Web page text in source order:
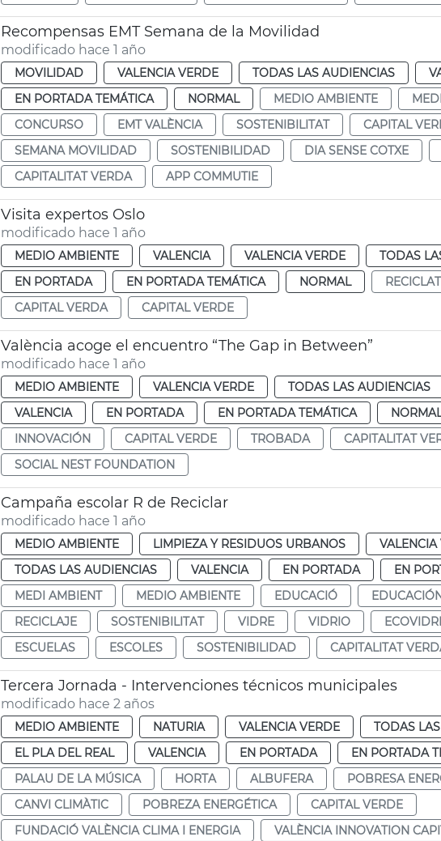
Recompensas EMT Semana de la Movilidad
modificado hace 1 año
MOVILIDAD VALENCIA VERDE TODAS LAS AUDIENCIAS
EN PORTADA TEMÁTICA
NORMAL MEDIO AMBIENTE
CONCURSO
EMT VALÈNCIA SOSTENIBILITAT CAPITAL
SEMANA MOVILIDAD
SOSTENIBILIDAD DIA SENSE COTXE
CAPITALITAT VERDA
APP COMMUTIE
Visita expertos Oslo
modificado hace 1 año
MEDIO AMBIENTE VALENCIA VALENCIA VERDE TODAS
EN PORTADA
EN PORTADA TEMÁTICA NORMAL
CAPITAL VERDA
CAPITAL VERDE
València acoge el encuentro “The Gap in Between”
modificado hace 1 año
MEDIO AMBIENTE VALENCIA VERDE TODAS LAS AUDIENCIAS
VALENCIA
EN PORTADA EN PORTADA TEMÁTICA
INNOVACIÓN
CAPITAL VERDE TROBADA CAPITALITAT
SOCIAL NEST FOUNDATION
Campaña escolar R de Reciclar
modificado hace 1 año
MEDIO AMBIENTE LIMPIEZA Y RESIDUOS URBANOS
VALENCIA
TODAS LAS AUDIENCIAS
VALENCIA EN PORTADA EN
MEDI AMBIENT
MEDIO AMBIENTE EDUCACIÓ
RECICLAJE
SOSTENIBILITAT VIDRE VIDRIO
ESCUELAS
ESCOLES SOSTENIBILIDAD CAPITALITAT
Tercera Jornada - Intervenciones técnicos municipales
modificado hace 2 años
MEDIO AMBIENTE NATURIA VALENCIA VERDE
TODAS
EL PLA DEL REAL
VALENCIA EN PORTADA EN PORTADA
PALAU DE LA MÚSICA
HORTA ALBUFERA POBRESA
CANVI CLIMÀTIC
POBREZA ENERGÉTICA
CAPITAL VERDE
FUNDACIÓ VALÈNCIA CLIMA I ENERGIA
VALÈNCIA INNOVATION